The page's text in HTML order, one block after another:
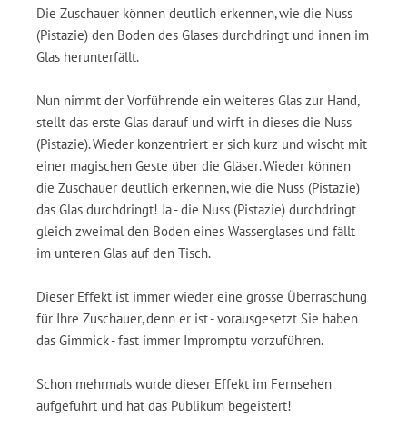
Die Zuschauer können deutlich erkennen, wie die Nuss
(Pistazie) den Boden des Glases durchdringt und innen im
Glas herunterfällt.
Nun nimmt der Vorführende ein weiteres Glas zur Hand,
stellt das erste Glas darauf und wirft in dieses die Nuss
(Pistazie). Wieder konzentriert er sich kurz und wischt mit
einer magischen Geste über die Gläser. Wieder können
die Zuschauer deutlich erkennen, wie die Nuss (Pistazie)
das Glas durchdringt! Ja - die Nuss (Pistazie) durchdringt
gleich zweimal den Boden eines Wasserglases und fällt
im unteren Glas auf den Tisch.
Dieser Effekt ist immer wieder eine grosse Überraschung
für Ihre Zuschauer, denn er ist - vorausgesetzt Sie haben
das Gimmick - fast immer Impromptu vorzuführen.
Schon mehrmals wurde dieser Effekt im Fernsehen
aufgeführt und hat das Publikum begeistert!